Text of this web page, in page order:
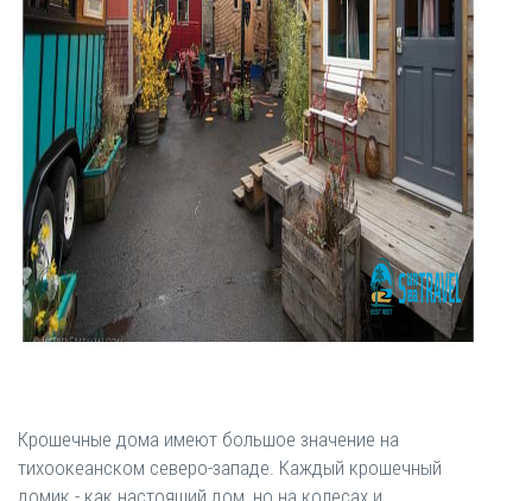
Крошечные дома имеют большое значение на
тихоокеанском северо-западе. Каждый крошечный